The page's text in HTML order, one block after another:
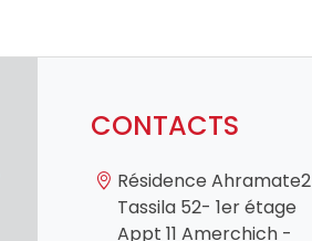
CONTACTS
Résidence Ahramate2
Tassila 52- 1er étage
Appt 11 Amerchich -